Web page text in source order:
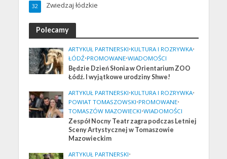
Zwiedzaj łódzkie
32
Polecamy
ARTYKUŁ PARTNERSKI•KULTURA I ROZRYWKA•
ŁÓDŹ•PROMOWANE•WIADOMOŚCI
Będzie Dzień Słonia w Orientarium ZOO
Łódź. I wyjątkowe urodziny Shwe!
ARTYKUŁ PARTNERSKI•KULTURA I ROZRYWKA•
POWIAT TOMASZOWSKI•PROMOWANE•
TOMASZÓW MAZOWIECKI•WIADOMOŚCI
Zespół Nocny Teatr zagra podczas Letniej
Sceny Artystycznej w Tomaszowie
Mazowieckim
ARTYKUŁ PARTNERSKI•